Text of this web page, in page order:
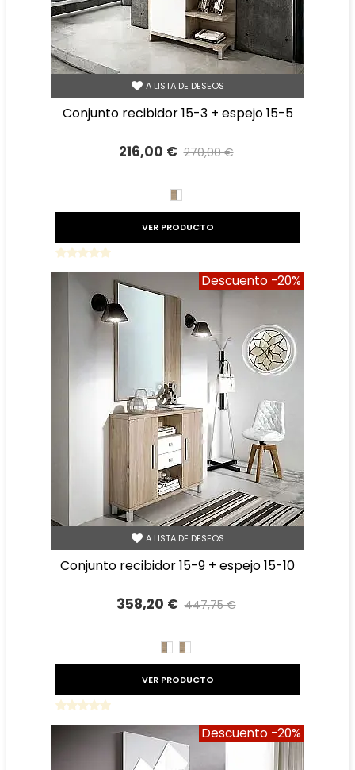
A LISTA DE DESEOS
conjunto recibidor 15-3 + espejo 15-5
216,00 € 270,00 €
BLANCO/CAMBRIAN
VER PRODUCTO
Descuento -20%
A LISTA DE DESEOS
conjunto recibidor 15-9 + espejo 15-10
358,20 € 447,75 €
CAMBRIAN/BLANCO
BLANCO/CAMBRIAN
VER PRODUCTO
Descuento -20%